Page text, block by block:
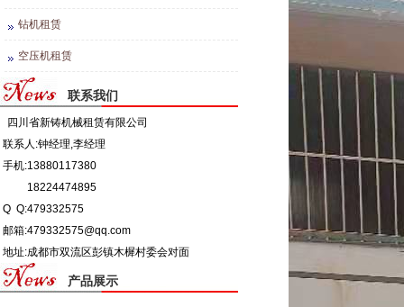
钻机租赁
空压机租赁
联系我们
四川省新铸机械租赁有限公司
联系人:钟经理,李经理
手机:13880117380
18224474895
Q Q:479332575
邮箱:479332575@qq.com
地址:成都市双流区彭镇木樨村委会对面
产品展示